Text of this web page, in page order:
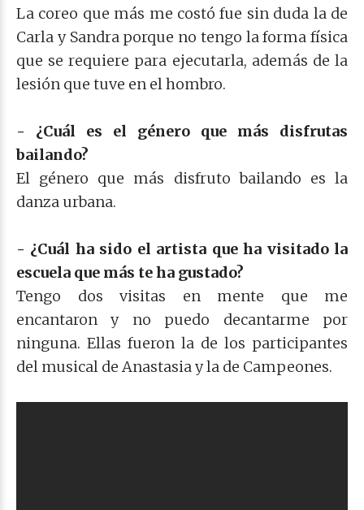
La coreo que más me costó fue sin duda la de
Carla y Sandra porque no tengo la forma física
que se requiere para ejecutarla, además de la
lesión que tuve en el hombro.
- ¿Cuál es el género que más disfrutas
bailando?
El género que más disfruto bailando es la
danza urbana.
- ¿Cuál ha sido el artista que ha visitado la
escuela que más te ha gustado?
Tengo dos visitas en mente que me
encantaron y no puedo decantarme por
ninguna. Ellas fueron la de los participantes
del musical de Anastasia y la de Campeones.